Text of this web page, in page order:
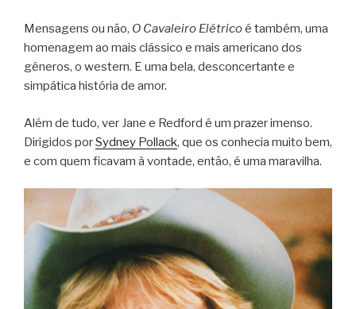
Mensagens ou não, O Cavaleiro Elétricoé também, uma
homenagem ao mais clássico e mais americano dos
gêneros, o western. E uma bela, desconcertante e
simpática história de amor.
Além de tudo, ver Jane e Redford é um prazer imenso.
Dirigidos porSydney Pollack, que os conhecia muito bem,
e com quem ficavam à vontade, então, é uma maravilha.